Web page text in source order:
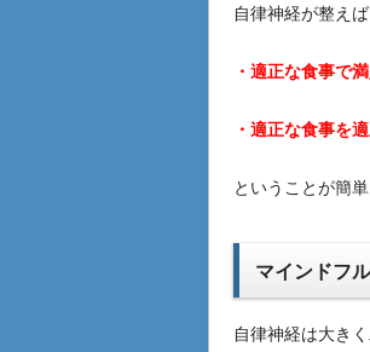
自律神経が整えば
・適正な食事で
・適正な食事を
ということが簡
マインドフ
自律神経は大き